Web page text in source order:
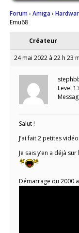
Forum› Amiga›
Emu68
Créateur
24 mai 2022 à 22 h 23
Level 13
Salut !
J’ai fait 2 petites
Je sais y’en a déjà
Démarrage du 2000